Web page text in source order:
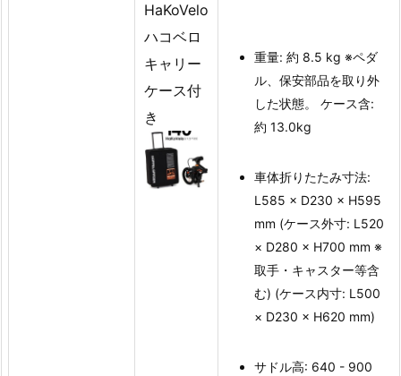
HaKoVelo
ハコベロ
キャリー
ケース付
き
重量: 約 8.5 kg ※ペダ
ル、保安部品を取り外
した状態。 ケース含:
約 13.0kg
車体折りたたみ寸法:
L585 × D230 × H595
mm (ケース外寸: L520
× D280 × H700 mm ※
取手・キャスター等含
む) (ケース内寸: L500
× D230 × H620 mm)
サドル高: 640 - 900